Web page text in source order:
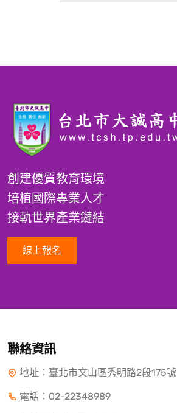
創建優質教育環境
培植國際專業人才
接軌世界產業鏈結
線上報名
聯絡資訊
地址：臺北市文山區秀明路2段175號
電話： 02-22348989